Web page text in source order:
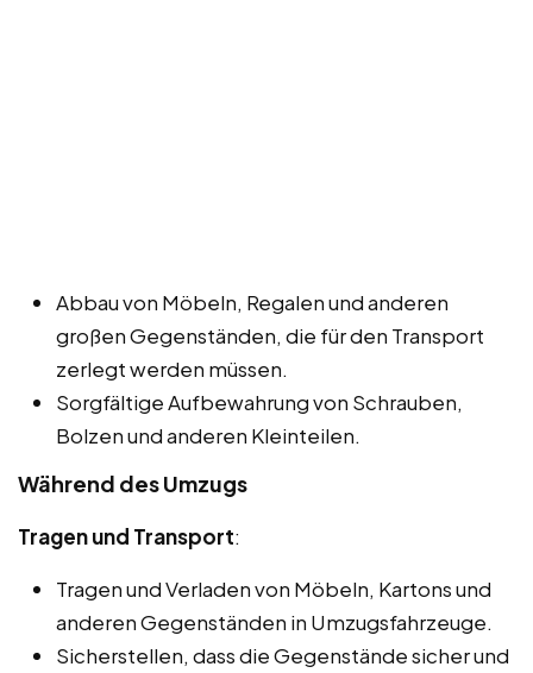
Abbau von Möbeln, Regalen und anderen
großen Gegenständen, die für den Transport
zerlegt werden müssen.
Sorgfältige Aufbewahrung von Schrauben,
Bolzen und anderen Kleinteilen.
Während des Umzugs
Tragen und Transport:
Tragen und Verladen von Möbeln, Kartons und
anderen Gegenständen in Umzugsfahrzeuge.
Sicherstellen, dass die Gegenstände sicher und